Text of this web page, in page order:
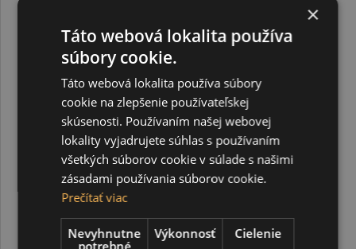
Ozdobný roh plochý, starobronz, 20 x 20 mm, 20 ks
×
Táto webová lokalita používa
súbory cookie.
Táto webová lokalita používa súbory
cookie na zlepšenie používateľskej
skúsenosti. Používaním našej webovej
lokality vyjadrujete súhlas s používaním
všetkých súborov cookie v súlade s našimi
zásadami používania súborov cookie.
Prečítať viac
Nevyhnutne
potrebné
Výkonnosť Cielenie